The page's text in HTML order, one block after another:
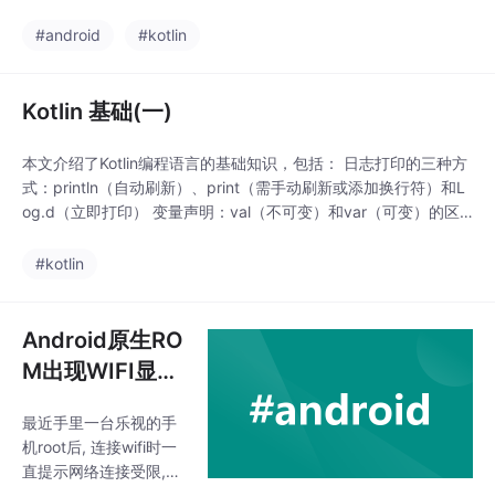
取权限的检查和动态申请逻辑，适配Android 6.0+的运行时权限机
#android #kotlin
Kotlin 基础(一)
本文介绍了Kotlin编程语言的基础知识，包括： 日志打印的三种方
式：println（自动刷新）、print（需手动刷新或添加换行符）和L
og.d（立即打印） 变量声明：val（不可变）和var（可变）的区
操作：连接（+或plus函数）和模板（$符号引用变量） 条件表达
#kotlin
Android原生RO
M出现WIFI显示
络无法连接的问
题
最近手里一台乐视的手
机root后, 连接wifi时一
直提示网络连接受限,wi